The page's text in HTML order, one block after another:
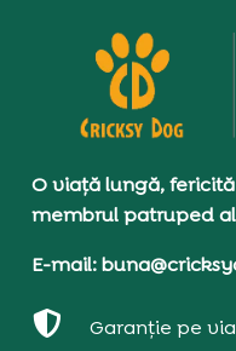
O viață lungă,
membrul patruped
E-mail:
 Garanție pe